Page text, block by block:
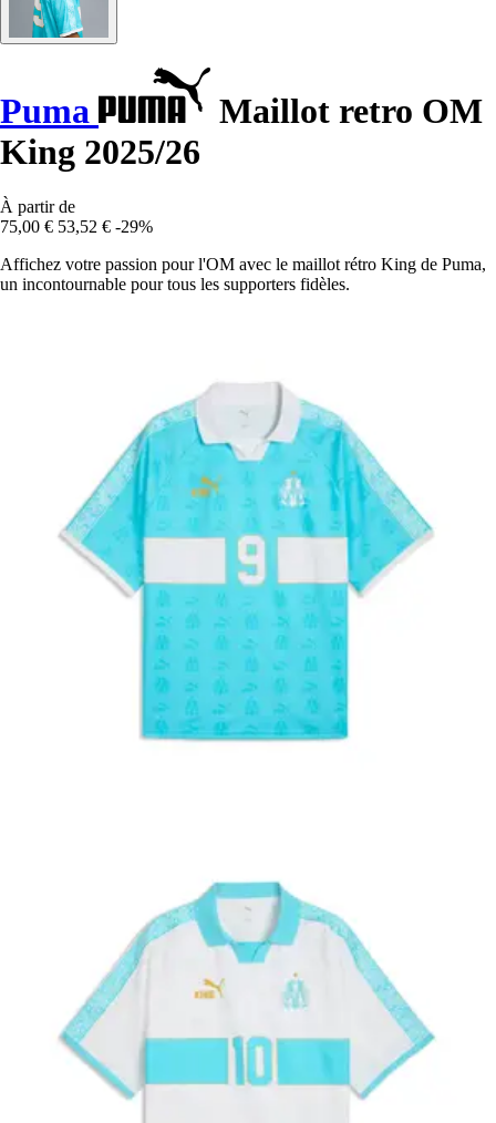
Puma
Maillot retro OM
King 2025/26
À partir de
75,00 € 53,52 € -29%
Affichez votre passion pour l'OM avec le maillot rétro King de Puma,
un incontournable pour tous les supporters fidèles.